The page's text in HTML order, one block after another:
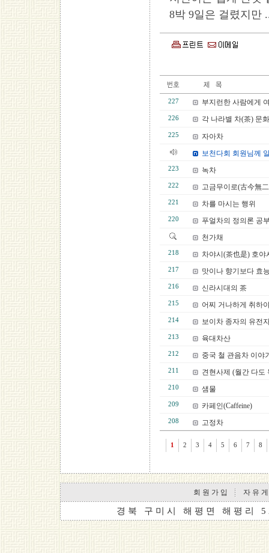
8박 9일은 걸렸지만
227 부지런한 사람에게
226 각 나라별 차(茶) 문화
225
자아차
보천다회 회원님께
223 녹차
222 고금무이로(古今無
221 차를 마시는 행위
220
푸얼차의 정의론 공
천가채
218 차야시(茶也是) 호야
217 맛이나 향기보다 효
216 신라시대의 茶
215 어찌 거나하게 취하
214 보이차 종자의 유전
213 육대차산
212 중국 철 관음차 이야
211 견현사제 (월간 다도
210 샘물
209 카페인(Caffeine)
208 고정차
1 2 3 4 5 6 7 8
회 원 가 입 자 유
경 북 구 미 시 해 평 면 해 평